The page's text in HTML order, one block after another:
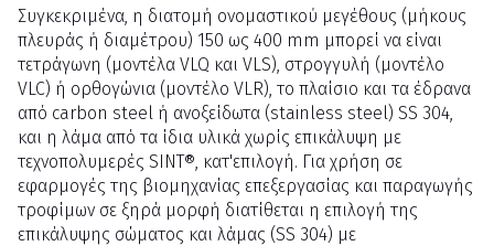
Συγκεκριμένα, η διατομή ονομαστικού μεγέθους (μήκους
πλευράς ή διαμέτρου) 150 ως 400 mm μπορεί να είναι
τετράγωνη (μοντέλα VLQ και VLS), στρογγυλή (μοντέλο
VLC) ή ορθογώνια (μοντέλο VLR), το πλαίσιο και τα έδρανα
από carbon steel ή ανοξείδωτα (stainless steel) SS 304,
και η λάμα από τα ίδια υλικά χωρίς επικάλυψη με
τεχνοπολυμερές SINT®, κατ'επιλογή. Για χρήση σε
εφαρμογές της βιομηχανίας επεξεργασίας και παραγωγής
τροφίμων σε ξηρά μορφή διατίθεται η επιλογή της
επικάλυψης σώματος και λάμας (SS 304) με